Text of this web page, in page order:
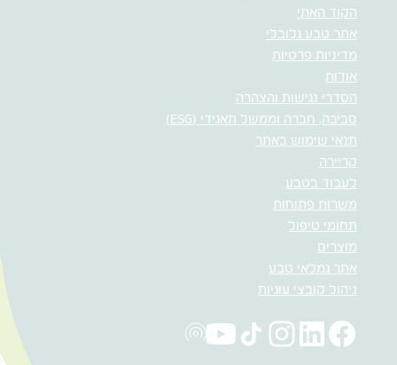
הקוד האתי
אתר טבע גלובלי
מדיניות פרטיות
אודות
הסדרי נגישות והצהרה
סביבה, חברה וממשל תאגידי (ESG)
תנאי שימוש באתר
קריירה
לעבוד בטבע
משרות פתוחות
תחומי טיפול
מוצרים
אתר גמלאי טבע
ניהול קובצי עוגיות